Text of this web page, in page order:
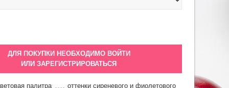
ДЛЯ ПОКУПКИ НЕОБХОДИМО ВОЙТИ
ИЛИ ЗАРЕГИСТРИРОВАТЬСЯ
палитра оттенки сиреневого и фиолетового